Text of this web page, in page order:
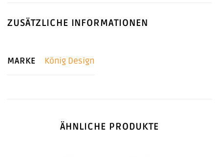
ZUSÄTZLICHE INFORMATIONEN
MARKE König Design
ÄHNLICHE PRODUKTE